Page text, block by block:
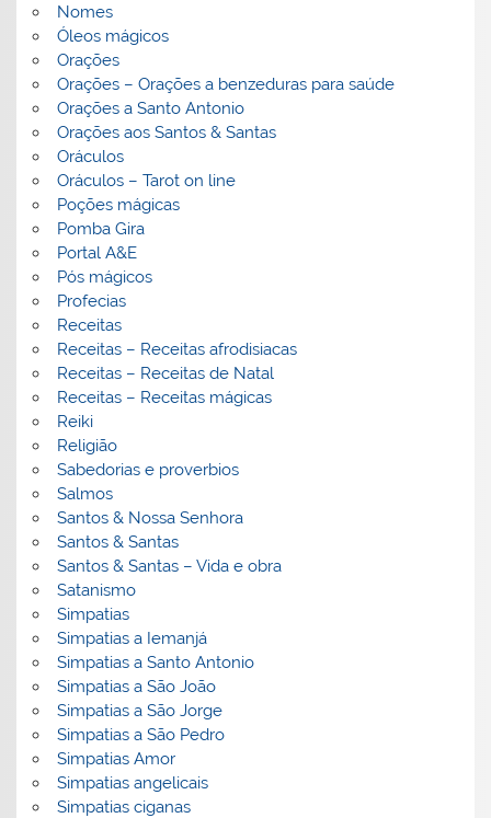
Nomes
Óleos mágicos
Orações
Orações – Orações a benzeduras para saúde
Orações a Santo Antonio
Orações aos Santos & Santas
Oráculos
Oráculos – Tarot on line
Poções mágicas
Pomba Gira
Portal A&E
Pós mágicos
Profecias
Receitas
Receitas – Receitas afrodisiacas
Receitas – Receitas de Natal
Receitas – Receitas mágicas
Reiki
Religião
Sabedorias e proverbios
Salmos
Santos & Nossa Senhora
Santos & Santas
Santos & Santas – Vida e obra
Satanismo
Simpatias
Simpatias a Iemanjá
Simpatias a Santo Antonio
Simpatias a São João
Simpatias a São Jorge
Simpatias a São Pedro
Simpatias Amor
Simpatias angelicais
Simpatias ciganas